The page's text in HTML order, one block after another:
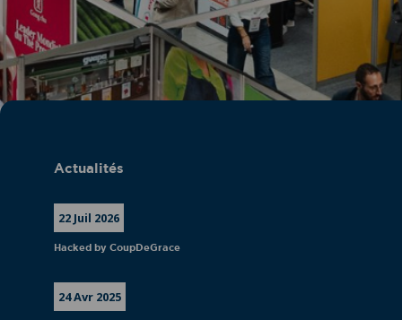
Actualités
22 Juil 2026
Hacked by CoupDeGrace
24 Avr 2025